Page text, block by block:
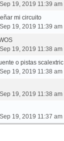
19, 2019 11:39 am
mi circuito
19, 2019 11:39 am
19, 2019 11:38 am
o pistas scalextric
19, 2019 11:38 am
19, 2019 11:38 am
19, 2019 11:37 am